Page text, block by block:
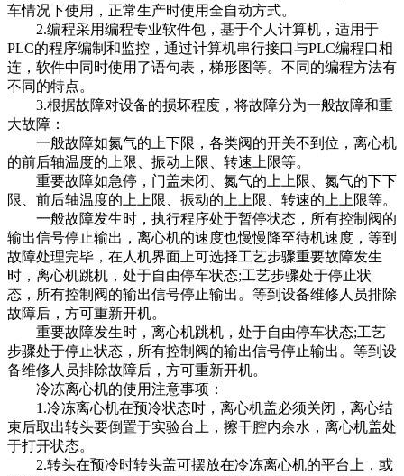
车情况下使用，正常生产时使用全自动方式。
2.编程采用编程专业软件包，基于个人计算机，适用于
PLC的程序编制和监控，通过计算机串行接口与PLC编程口相
连，软件中同时使用了语句表，梯形图等。不同的编程方法有
不同的特点。
3.根据故障对设备的损坏程度，将故障分为一般故障和重
大故障：
一般故障如氮气的上下限，各类阀的开关不到位，离心机
的前后轴温度的上限、振动上限、转速上限等。
重要故障如急停，门盖未闭、氮气的上上限、氮气的下下
限、前后轴温度的上上限、振动的上上限、转速的上上限等。
一般故障发生时，执行程序处于暂停状态，所有控制阀的
输出信号停止输出，离心机的速度也慢慢降至待机速度，等到
故障处理完毕，在人机界面上可选择工艺步骤重要故障发生
时，离心机跳机，处于自由停车状态;工艺步骤处于停止状
态，所有控制阀的输出信号停止输出。等到设备维修人员排除
故障后，方可重新开机。
重要故障发生时，离心机跳机，处于自由停车状态;工艺
步骤处于停止状态，所有控制阀的输出信号停止输出。等到设
备维修人员排除故障后，方可重新开机。
冷冻离心机的使用注意事项：
1.冷冻离心机在预冷状态时，离心机盖必须关闭，离心结
束后取出转头要倒置于实验台上，擦干腔内余水，离心机盖处
于打开状态。
2.转头在预冷时转头盖可摆放在冷冻离心机的平台上，或